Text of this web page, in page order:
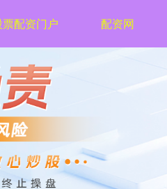
配资门户 配资网